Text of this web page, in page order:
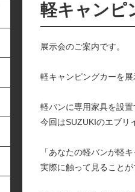
軽キャンピ
展示会のご案内です。
軽キャンピングカーを展
軽バンに専用家具を設
今回はSUZUKIのエブリ
「あなたの軽バンが軽キ
実際に触って見ることが